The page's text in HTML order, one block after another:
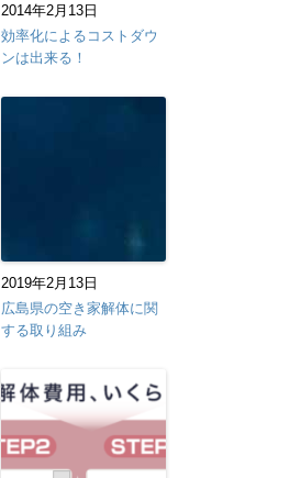
2014年2月13日
効率化によるコストダウ
ンは出来る！
2019年2月13日
広島県の空き家解体に関
する取り組み